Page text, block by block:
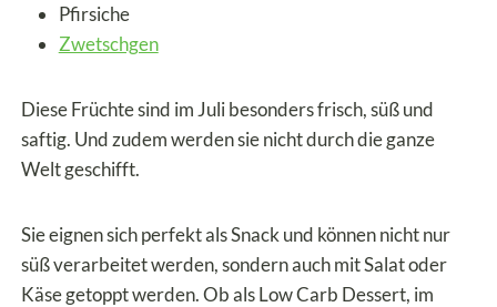
Pfirsiche
Zwetschgen
Diese Früchte sind im Juli besonders frisch, süß und
saftig. Und zudem werden sie nicht durch die ganze
Welt geschifft.
Sie eignen sich perfekt als Snack und können nicht nur
süß verarbeitet werden, sondern auch mit Salat oder
Käse getoppt werden. Ob als Low Carb Dessert, im